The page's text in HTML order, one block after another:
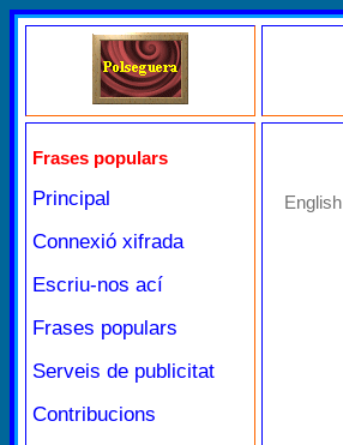
Frases populars
Principal
Connexió xifrada
Escriu-nos ací
Frases populars
Serveis de publicitat
Contribucions
English